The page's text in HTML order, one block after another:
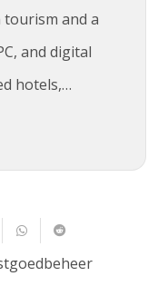
and a
and digital
hotels,…